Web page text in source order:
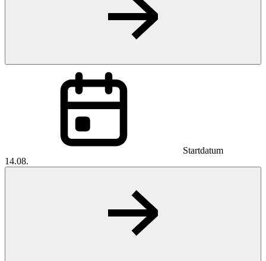
Startdatum
14.08.